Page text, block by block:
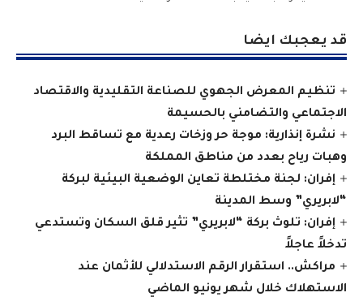
قد يعجبك ايضا
تنظيم المعرض الجهوي للصناعة التقليدية والاقتصاد
الاجتماعي والتضامني بالحسيمة
نشرة إنذارية: موجة حر وزخات رعدية مع تساقط البرد
وهبات رياح بعدد من مناطق المملكة
إفران: لجنة مختلطة تعاين الوضعية البيئية لبركة
“لابريري” وسط المدينة
إفران: تلوث بركة “لابريري” تثير قلق السكان وتستدعي
تدخلاً عاجلاً
مراكش.. استقرار الرقم الاستدلالي للأثمان عند
الاستهلاك خلال شهر يونيو الماضي